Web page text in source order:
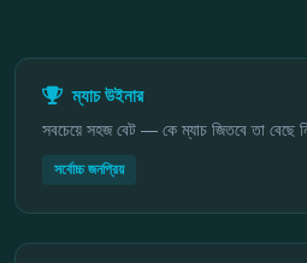
ম্যাচ উইনার
সবচেয়ে সহজ বেট — কে ম্যাচ জিতবে তা
সর্বোচ্চ জনপ্রিয়